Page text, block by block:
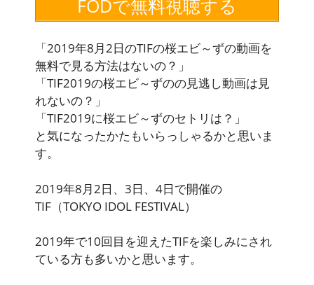
FODで無料視聴する
「2019年8月2日のTIFの桜エビ～ずの動画を
無料で見る方法はないの？」
「TIF2019の桜エビ～ずのの見逃し動画は見
れないの？」
「TIF2019に桜エビ～ずのセトリは？」
と気になったかたもいらっしゃるかと思いま
す。
2019年8月2日、3日、4日で開催の
TIF（TOKYO IDOL FESTIVAL）
2019年で10回目を迎えたTIFを楽しみにされ
ている方も多いかと思います。